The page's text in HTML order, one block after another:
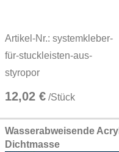
Artikel-Nr.: systemkleber-
für-stuckleisten-aus-
styropor
12,02 € /Stück
Wasserabweisende Acryl
Dichtmasse